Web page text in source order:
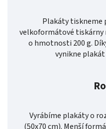
Plakáty tiskneme
velkoformátové
o hmotnosti 200 g.
vynikne
Vyrábíme plakáty o
(50x70 cm). Menší